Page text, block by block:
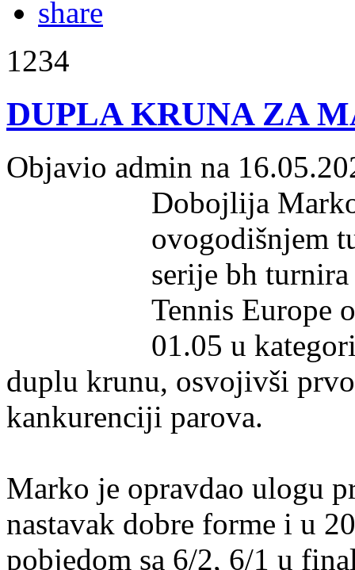
1234
DUPLA KRUNA ZA
Objavio admin na
Dobojlija
ovogodišnjem
serije bh
Tennis Europe
01.05 u
duplu krunu, osvojivši
kankurenciji parova.
Marko je opravdao ulogu
nastavak dobre forme i u
pobjedom sa 6/2, 6/1 u